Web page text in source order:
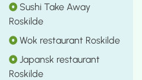
Sushi Take Away
Roskilde
Wok restaurant Roskilde
Japansk restaurant
Roskilde